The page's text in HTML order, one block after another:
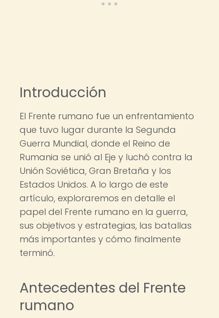
Introducción
El Frente rumano fue un enfrentamiento
que tuvo lugar durante la Segunda
Guerra Mundial, donde el Reino de
Rumania se unió al Eje y luchó contra la
Unión Soviética, Gran Bretaña y los
Estados Unidos. A lo largo de este
artículo, exploraremos en detalle el
papel del Frente rumano en la guerra,
sus objetivos y estrategias, las batallas
más importantes y cómo finalmente
terminó.
Antecedentes del Frente
rumano